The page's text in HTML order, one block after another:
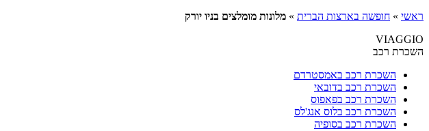
ראשי » חופשה בארצות הברית » מלונות מומלצים בניו יורק
VIAGGIO
השכרת רכב
השכרת רכב באמסטרדם
השכרת רכב בדובאי
השכרת רכב בפאפוס
השכרת רכב בלוס אנג'לס
השכרת רכב בסופיה